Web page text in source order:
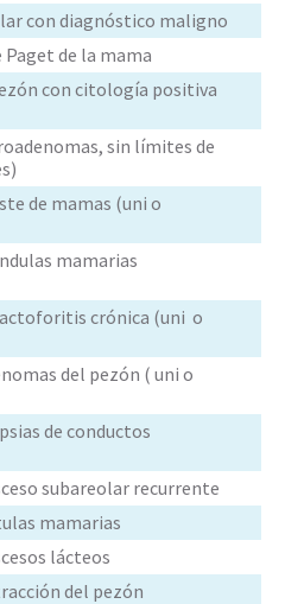
con diagnóstico maligno
Paget de la mama
con citología positiva
sin límites de
de mamas (uni o
mamarias
crónica (uni o
del pezón ( uni o
de conductos
subareolar recurrente
mamarias
lácteos
del pezón